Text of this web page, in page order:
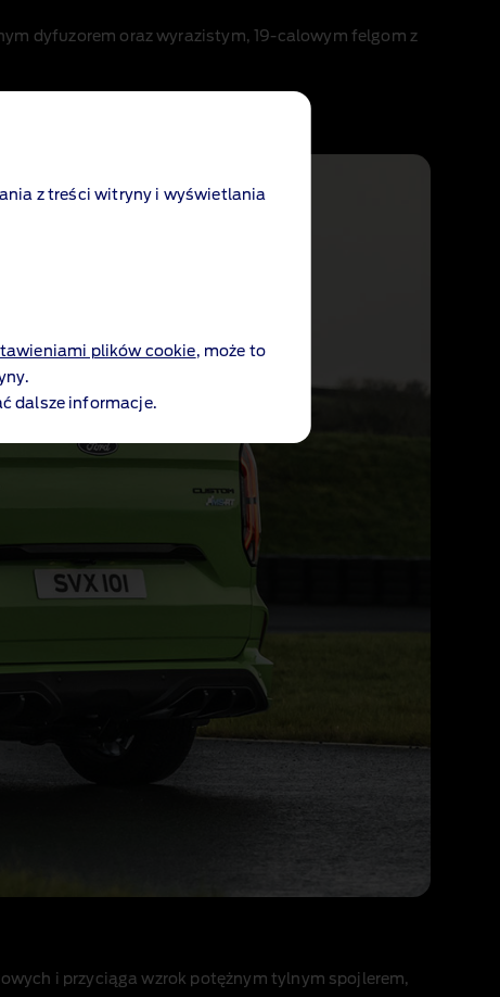
z treści witryny i wyświetlania
plików cookie, może to
dalsze informacje.
dyfuzorem oraz wyrazistym, 19‑calowym felgom z
i przyciąga wzrok potężnym tylnym spojlerem,